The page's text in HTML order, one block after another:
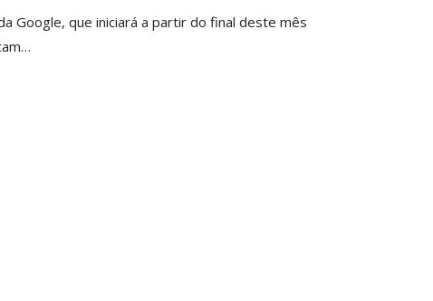
Google, que iniciará a partir do final deste mês